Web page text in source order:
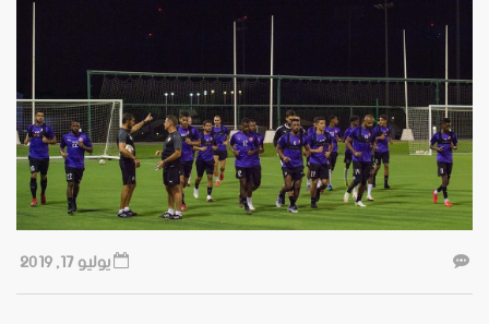
يوليو 17, 2019